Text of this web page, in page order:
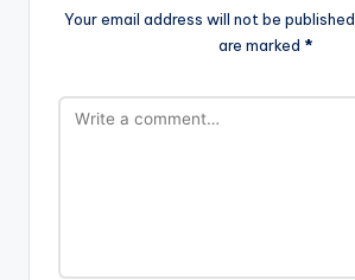
Your email address will not be published.
are marked *